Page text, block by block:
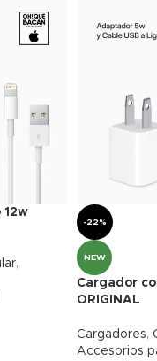
,
-22%
NEW
Cargador
ORIGINAL
Cargadores,
Accesorios